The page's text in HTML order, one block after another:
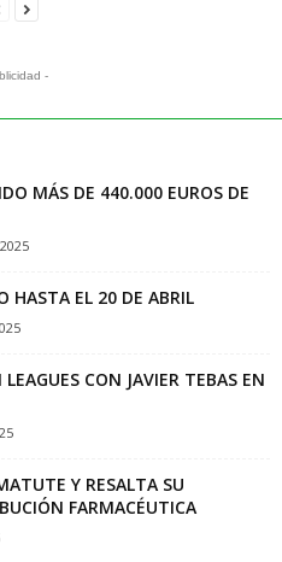
-
MÁS DE 440.000 EUROS DE
HASTA EL 20 DE ABRIL
CON JAVIER TEBAS EN
Y RESALTA SU
FARMACÉUTICA